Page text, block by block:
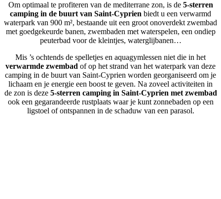
Om optimaal te profiteren van de mediterrane zon, is de 5-sterren
camping in de buurt van Saint-Cyprien biedt u een verwarmd
waterpark van 900 m², bestaande uit een groot onoverdekt zwembad
met goedgekeurde banen, zwembaden met waterspelen, een ondiep
peuterbad voor de kleintjes, waterglijbanen…
Mis ’s ochtends de spelletjes en aquagymlessen niet die in het
verwarmde zwembad of op het strand van het waterpark van deze
camping in de buurt van Saint-Cyprien worden georganiseerd om je
lichaam en je energie een boost te geven. Na zoveel activiteiten in
de zon is deze 5-sterren camping in Saint-Cyprien met zwembad
ook een gegarandeerde rustplaats waar je kunt zonnebaden op een
ligstoel of ontspannen in de schaduw van een parasol.